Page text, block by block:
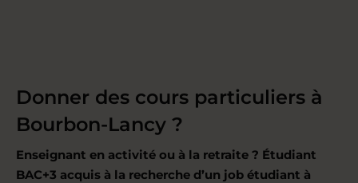
Donner des cours particuliers à
Bourbon-Lancy ?
Enseignant en activité ou à la retraite ? Étudiant
BAC+3 acquis à la recherche d’un job étudiant à